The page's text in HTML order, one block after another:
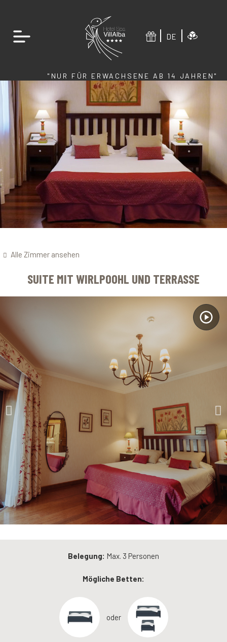
DE
"NUR FÜR ERWACHSENE AB 14 JAHREN"
Alle Zimmer ansehen
SUITE MIT WIRLPOOHL UND TERRASSE
Belegung: Max. 3 Personen
Mögliche Betten:
oder